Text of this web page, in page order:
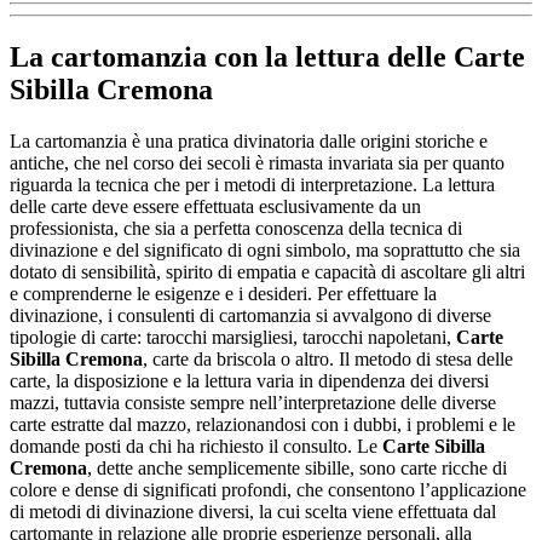
La cartomanzia con la lettura delle Carte
Sibilla Cremona
La cartomanzia è una pratica divinatoria dalle origini storiche e
antiche, che nel corso dei secoli è rimasta invariata sia per quanto
riguarda la tecnica che per i metodi di interpretazione. La lettura
delle carte deve essere effettuata esclusivamente da un
professionista, che sia a perfetta conoscenza della tecnica di
divinazione e del significato di ogni simbolo, ma soprattutto che sia
dotato di sensibilità, spirito di empatia e capacità di ascoltare gli altri
e comprenderne le esigenze e i desideri. Per effettuare la
divinazione, i consulenti di cartomanzia si avvalgono di diverse
tipologie di carte: tarocchi marsigliesi, tarocchi napoletani, Carte
Sibilla Cremona, carte da briscola o altro. Il metodo di stesa delle
carte, la disposizione e la lettura varia in dipendenza dei diversi
mazzi, tuttavia consiste sempre nell’interpretazione delle diverse
carte estratte dal mazzo, relazionandosi con i dubbi, i problemi e le
domande posti da chi ha richiesto il consulto. Le Carte Sibilla
Cremona, dette anche semplicemente sibille, sono carte ricche di
colore e dense di significati profondi, che consentono l’applicazione
di metodi di divinazione diversi, la cui scelta viene effettuata dal
cartomante in relazione alle proprie esperienze personali, alla